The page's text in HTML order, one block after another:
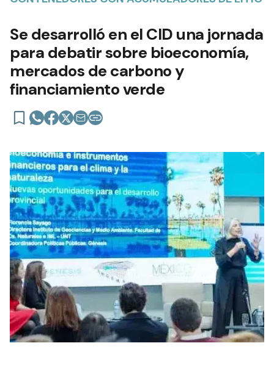
Se desarrolló en el CID una jornada
para debatir sobre bioeconomía,
mercados de carbono y
financiamiento verde